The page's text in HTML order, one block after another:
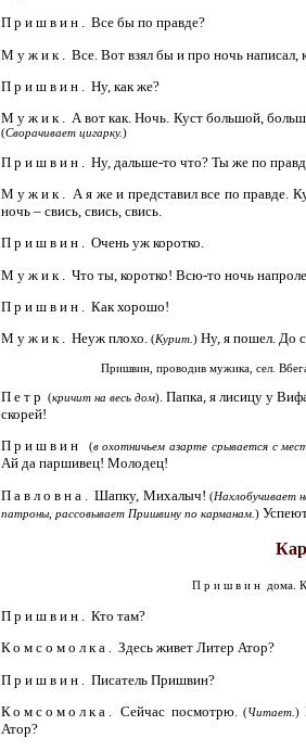
Пришвин. Все бы по правде?
Мужик.
Все. Вот взял бы и про ночь написал,
Пришвин.
Ну, как же?
Мужик. А вот как. Ночь. Куст большой,
(Сворачивает цигарку.)
Пришвин.
Ну, дальше-то что? Ты же по
Мужик.
А я же и представил все по правде.
ночь – свись, свись, свись.
Пришвин. Очень уж коротко.
Мужик.
Что ты, коротко! Всю-то ночь
Пришвин.
Как хорошо!
Мужик. Неуж плохо. (Курит.) Ну, я пошел. До
Пришвин, проводив мужика, сел.
Петр (кричит на весь дом) . Папка, я лисицу у
скорей!
Пришвин
(в охотничьем азарте срывается с
Ай да паршивец! Молодец!
Павловна.
Шапку, Михалыч! (Нахлобучивает
патроны, рассовывает Пришвину по карманам. )
Пришвин дома.
Пришвин.
Кто там?
Комсомолка. Здесь живет Литер Атор?
Пришвин.
Писатель Пришвин?
Комсомолка.
Сейчас посмотрю.(Читает.)
Атор?